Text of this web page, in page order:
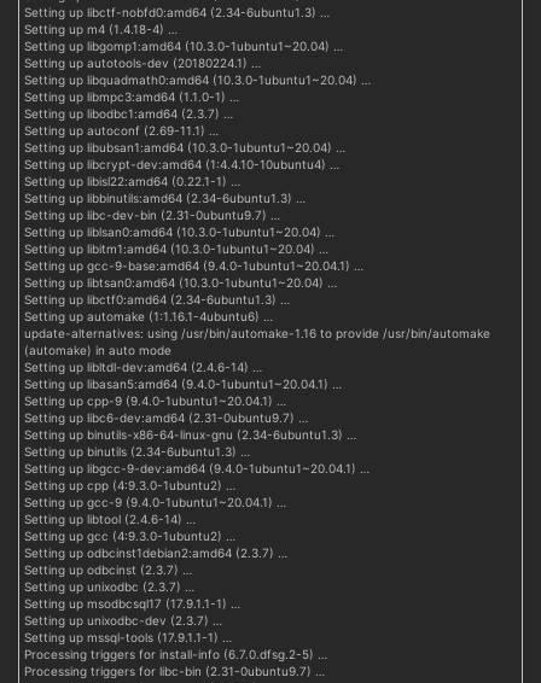
Setting up libctf-nobfd0:amd64 (2.34-6ubuntu1.3) …
Setting up m4 (1.4.18-4) …
Setting up libgomp1:amd64 (10.3.0-1ubuntu1~20.04) …
Setting up autotools-dev (20180224.1) …
Setting up libquadmath0:amd64 (10.3.0-1ubuntu1~20.04) …
Setting up libmpc3:amd64 (1.1.0-1) …
Setting up libodbc1:amd64 (2.3.7) …
Setting up autoconf (2.69-11.1) …
Setting up libubsan1:amd64 (10.3.0-1ubuntu1~20.04) …
Setting up libcrypt-dev:amd64 (1:4.4.10-10ubuntu4) …
Setting up libisl22:amd64 (0.22.1-1) …
Setting up libbinutils:amd64 (2.34-6ubuntu1.3) …
Setting up libc-dev-bin (2.31-0ubuntu9.7) …
Setting up liblsan0:amd64 (10.3.0-1ubuntu1~20.04) …
Setting up libitm1:amd64 (10.3.0-1ubuntu1~20.04) …
Setting up gcc-9-base:amd64 (9.4.0-1ubuntu1~20.04.1) …
Setting up libtsan0:amd64 (10.3.0-1ubuntu1~20.04) …
Setting up libctf0:amd64 (2.34-6ubuntu1.3) …
Setting up automake (1:1.16.1-4ubuntu6) …
update-alternatives: using /usr/bin/automake-1.16 to provide /usr/bin/automake
(automake) in auto mode
Setting up libltdl-dev:amd64 (2.4.6-14) …
Setting up libasan5:amd64 (9.4.0-1ubuntu1~20.04.1) …
Setting up cpp-9 (9.4.0-1ubuntu1~20.04.1) …
Setting up libc6-dev:amd64 (2.31-0ubuntu9.7) …
Setting up binutils-x86-64-linux-gnu (2.34-6ubuntu1.3) …
Setting up binutils (2.34-6ubuntu1.3) …
Setting up libgcc-9-dev:amd64 (9.4.0-1ubuntu1~20.04.1) …
Setting up cpp (4:9.3.0-1ubuntu2) …
Setting up gcc-9 (9.4.0-1ubuntu1~20.04.1) …
Setting up libtool (2.4.6-14) …
Setting up gcc (4:9.3.0-1ubuntu2) …
Setting up odbcinst1debian2:amd64 (2.3.7) …
Setting up odbcinst (2.3.7) …
Setting up unixodbc (2.3.7) …
Setting up msodbcsql17 (17.9.1.1-1) …
Setting up unixodbc-dev (2.3.7) …
Setting up mssql-tools (17.9.1.1-1) …
Processing triggers for install-info (6.7.0.dfsg.2-5) …
Processing triggers for libc-bin (2.31-0ubuntu9.7) …